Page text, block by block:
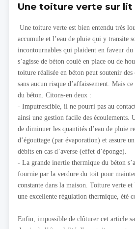
Une toiture verte sur lit
Une toiture verte est bien entendu très
accumule et l’eau de pluie qui y transite
incontournables qui plaident en faveur
s’agisse de béton coulé en place ou de
toiture réalisée en béton peut soutenir des
sans aucun risque d’affaissement. Mais
du béton. Citons-en deux :
- Imputrescible, il ne pourri pas au
ainsi une gestion facile des écoulements.
de diminuer les quantités d’eau de pluie
d’égouttage (par évaporation) et assure
débits en cas d’averse (effet d’éponge).
- La grande inertie thermique du béton
fournie par la verdure du toit pour
constante dans la maison. Toiture verte
une excellente régulation thermique, été
Enfin, impossible de clôturer cet article